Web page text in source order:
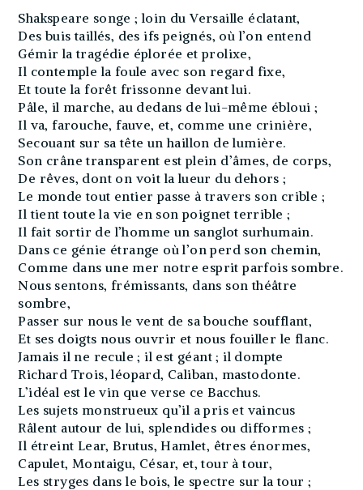
Shakspeare songe ; loin du Versaille éclatant,
Des buis taillés, des ifs peignés, où l’on entend
Gémir la tragédie éplorée et prolixe,
Il contemple la foule avec son regard fixe,
Et toute la forêt frissonne devant lui.
Pâle, il marche, au dedans de lui-même ébloui ;
Il va, farouche, fauve, et, comme une crinière,
Secouant sur sa tête un haillon de lumière.
Son crâne transparent est plein d’âmes, de corps,
De rêves, dont on voit la lueur du dehors ;
Le monde tout entier passe à travers son crible ;
Il tient toute la vie en son poignet terrible ;
Il fait sortir de l’homme un sanglot surhumain.
Dans ce génie étrange où l’on perd son chemin,
Comme dans une mer notre esprit parfois sombre.
Nous sentons, frémissants, dans son théâtre
sombre,
Passer sur nous le vent de sa bouche soufflant,
Et ses doigts nous ouvrir et nous fouiller le flanc.
Jamais il ne recule ; il est géant ; il dompte
Richard Trois, léopard, Caliban, mastodonte.
L’idéal est le vin que verse ce Bacchus.
Les sujets monstrueux qu’il a pris et vaincus
Râlent autour de lui, splendides ou difformes ;
Il étreint Lear, Brutus, Hamlet, êtres énormes,
Capulet, Montaigu, César, et, tour à tour,
Les stryges dans le bois, le spectre sur la tour ;